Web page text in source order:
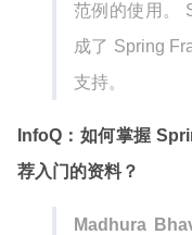
范例的使用。
成了 Spring
支持。
InfoQ：如何掌握
荐入门的资料？
Madhura